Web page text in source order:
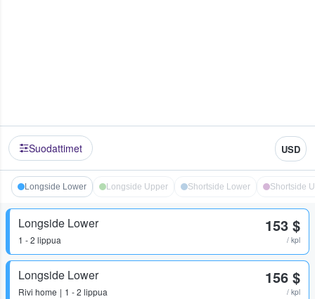
Suodattimet USD
Longside Lower Longside Upper Shortside Lower Shortside
Longside Lower
1 - 2 lippua
153 $
/ kpl
Longside Lower
Rivi home 1 - 2 lippua
156 $
/ kpl